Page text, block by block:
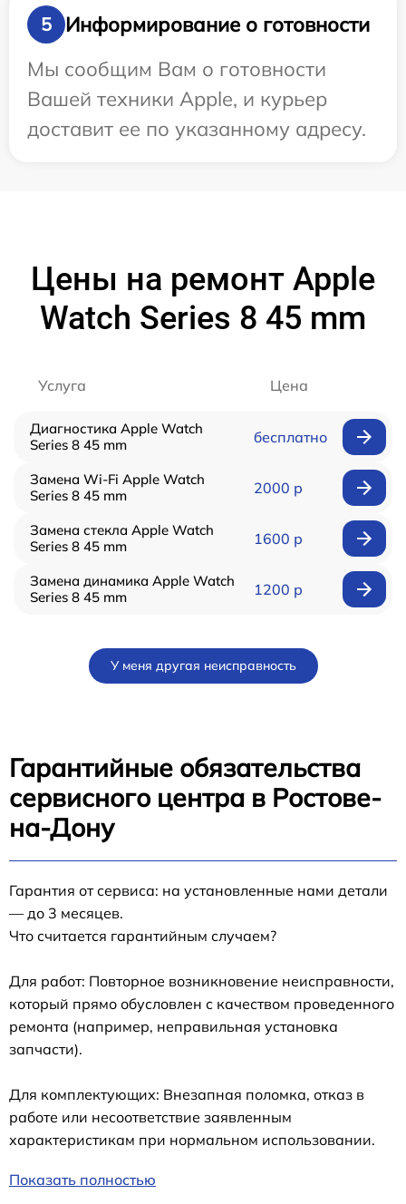
5
Информирование о готовности
Мы сообщим Вам о готовности
Вашей техники Apple, и курьер
доставит ее по указанному адресу.
Цены на ремонт Apple
Watch Series 8 45 mm
Услуга Цена
Диагностика Apple Watch
Series 8 45 mm
бесплатно
Замена Wi-Fi Apple Watch
Series 8 45 mm
2000 р
Замена стекла Apple Watch
Series 8 45 mm
1600 р
Замена динамика Apple Watch
Series 8 45 mm
1200 р
У меня другая неисправность
Гарантийные обязательства
сервисного центра в Ростове-
на-Дону
Гарантия от сервиса: на установленные нами детали
— до 3 месяцев.
Что считается гарантийным случаем?
Для работ: Повторное возникновение неисправности,
который прямо обусловлен с качеством проведенного
ремонта (например, неправильная установка
запчасти).
Для комплектующих: Внезапная поломка, отказ в
работе или несоответствие заявленным
характеристикам при нормальном использовании.
Показать полностью